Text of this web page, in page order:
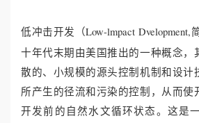
低冲击开发（Low-lmpact Dvelopment,
十年代末期由美国推出的一种概念，
散的、小规模的源头控制机制和设计
所产生的径流和污染的控制，从而使
开发前的自然水文循环状态。这是